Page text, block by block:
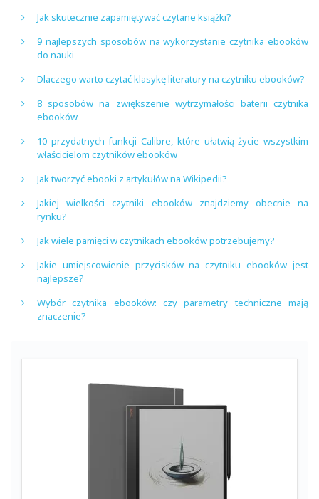
Jak skutecznie zapamiętywać czytane książki?
9 najlepszych sposobów na wykorzystanie czytnika ebooków
do nauki
Dlaczego warto czytać klasykę literatury na czytniku ebooków?
8 sposobów na zwiększenie wytrzymałości baterii czytnika
ebooków
10 przydatnych funkcji Calibre, które ułatwią życie wszystkim
właścicielom czytników ebooków
Jak tworzyć ebooki z artykułów na Wikipedii?
Jakiej wielkości czytniki ebooków znajdziemy obecnie na
rynku?
Jak wiele pamięci w czytnikach ebooków potrzebujemy?
Jakie umiejscowienie przycisków na czytniku ebooków jest
najlepsze?
Wybór czytnika ebooków: czy parametry techniczne mają
znaczenie?